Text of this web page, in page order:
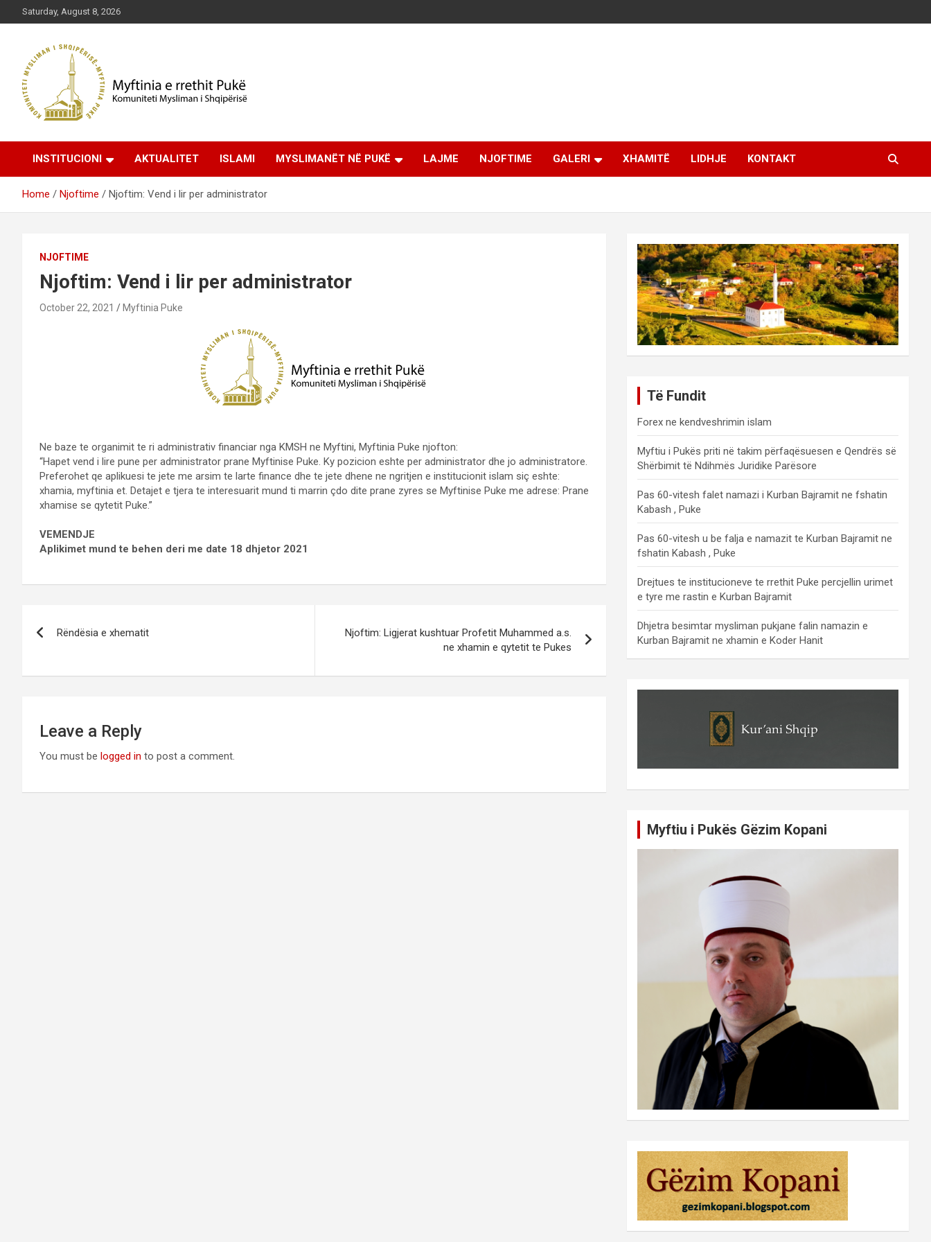
to
Saturday, August 8, 2026
Myftinia Pukë | Faqja
Zyrtare
INSTITUCIONI AKTUALITET ISLAMI MYSLIMANËT NË PUKË LAJME NJOFTIME GALERI XHAMITË LIDHJE KONTAKT
Home Njoftime Njoftim: Vend i lir per administrator
NJOFTIME
Njoftim: Vend i lir per administrator
October 22, 2021 Myftinia Puke
Ne baze te organimit te ri administrativ financiar nga KMSH ne Myftini, Myftinia Puke njofton:
“Hapet vend i lire pune per administrator prane Myftinise Puke. Ky pozicion eshte per administrator dhe jo administratore.
Preferohet qe aplikuesi te jete me arsim te larte finance dhe te jete dhene ne ngritjen e institucionit islam siç eshte:
xhamia, myftinia et. Detajet e tjera te interesuarit mund ti marrin çdo dite prane zyres se Myftinise Puke me adrese: Prane
xhamise se qytetit Puke.”
VEMENDJE
Aplikimet mund te behen deri me date 18 dhjetor 2021
navigation
Rëndësia e xhematit
Njoftim: Ligjerat kushtuar Profetit Muhammed a.s.
ne xhamin e qytetit te Pukes
Leave a Reply
You must be logged in to post a comment.
Të Fundit
Forex ne kendveshrimin islam
Myftiu i Pukës priti në takim përfaqësuesen e Qendrës së
Shërbimit të Ndihmës Juridike Parësore
Pas 60-vitesh falet namazi i Kurban Bajramit ne fshatin
Kabash , Puke
Pas 60-vitesh u be falja e namazit te Kurban Bajramit ne
fshatin Kabash , Puke
Drejtues te institucioneve te rrethit Puke percjellin urimet
e tyre me rastin e Kurban Bajramit
Dhjetra besimtar mysliman pukjane falin namazin e
Kurban Bajramit ne xhamin e Koder Hanit
Myftiu i Pukës Gëzim Kopani